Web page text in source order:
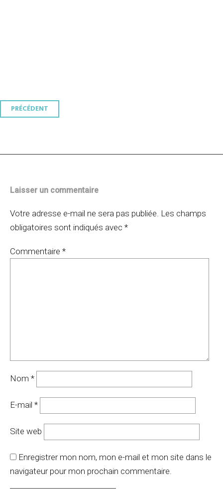
Navigation
PRÉCÉDENT
Laisser un commentaire
Votre adresse e-mail ne sera pas publiée. Les champs
obligatoires sont indiqués avec *
Commentaire *
Nom *
E-mail *
Site web
Enregistrer mon nom, mon e-mail et mon site dans le
navigateur pour mon prochain commentaire.